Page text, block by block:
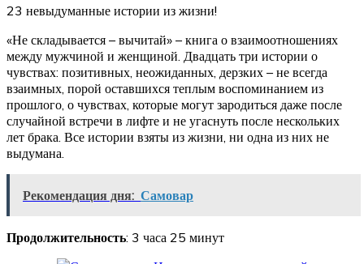
23 невыдуманные истории из жизни!
«Не складывается – вычитай» – книга о взаимоотношениях
между мужчиной и женщиной. Двадцать три истории о
чувствах: позитивных, неожиданных, дерзких – не всегда
взаимных, порой оставшихся теплым воспоминанием из
прошлого, о чувствах, которые могут зародиться даже после
случайной встречи в лифте и не угаснуть после нескольких
лет брака. Все истории взяты из жизни, ни одна из них не
выдумана.
Рекомендация дня: Самовар
Продолжительность: 3 часа 25 минут